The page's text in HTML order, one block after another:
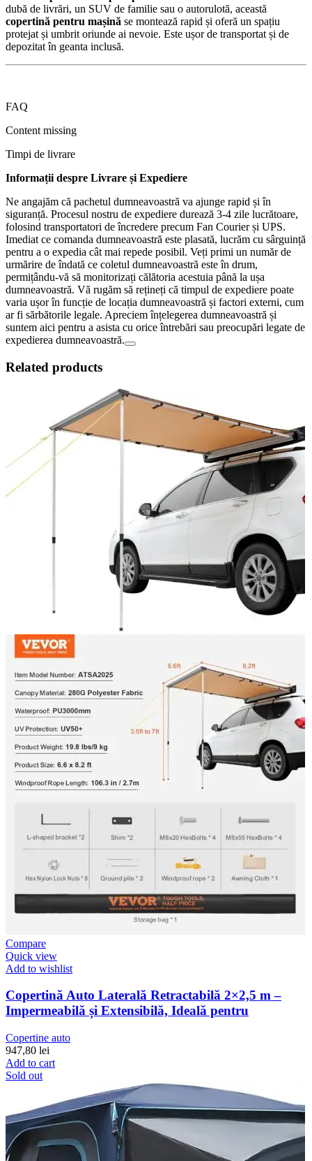
dubă de livrări, un SUV de familie sau o autorulotă, această
copertină pentru mașină se montează rapid și oferă un spațiu
protejat și umbrit oriunde ai nevoie. Este ușor de transportat și de
depozitat în geanta inclusă.
FAQ
Content missing
Timpi de livrare
Informații despre Livrare și Expediere
Ne angajăm că pachetul dumneavoastră va ajunge rapid și în
siguranță. Procesul nostru de expediere durează 3-4 zile lucrătoare,
folosind transportatori de încredere precum Fan Courier și UPS.
Imediat ce comanda dumneavoastră este plasată, lucrăm cu sârguință
pentru a o expedia cât mai repede posibil. Veți primi un număr de
urmărire de îndată ce coletul dumneavoastră este în drum,
permițându-vă să monitorizați călătoria acestuia până la ușa
dumneavoastră. Vă rugăm să rețineți că timpul de expediere poate
varia ușor în funcție de locația dumneavoastră și factori externi, cum
ar fi sărbătorile legale. Apreciem înțelegerea dumneavoastră și
suntem aici pentru a asista cu orice întrebări sau preocupări legate de
expedierea dumneavoastră.
Related products
Compare
Quick view
Add to wishlist
Copertină Auto Laterală Retractabilă 2×2,5 m –
Impermeabilă și Extensibilă, Ideală pentru
Copertine auto
947,80 lei
Add to cart
Sold out